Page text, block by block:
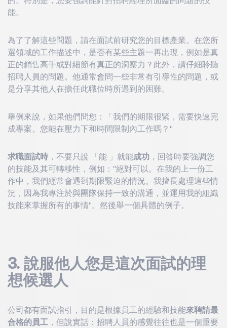
能。
為了了解這些問題，請在面試前研究您的目標產業。在您所
選領域的工作描述中，是否有某些主題一再出現，例如是真
正的銷售高手或對細節有真正的洞察力？此外，請仔細聆聽
招聘人員的問題。他通常會問一些非常有引導性的問題，或
是分享其他人在擔任此職位時所遇到的困難。
舉例來說，如果他們問您：「我們的期限很緊，需要快速完
成專案。您能在壓力下和時間限制內工作嗎？"
求職面試時 ，不要只說 「能 」就能成功 ，回答時要強調您
的技能及其可轉移性，例如："絕對可以。在我的上一份工
作中，我們經常會遇到期限緊迫的情況。我擅長處理這些情
況，因為我專注於與團隊保持一致的溝通，並運用我的組織
技能來掌握所有的事情"。然後舉一個具體的例子。
3. 說服他人您是這次面試的理
想候選人
公司都有面試指引，目的是根據員工的經驗和技能來聘請最
合格的員工 ，但說實話：招聘人員的感覺往往也是一個重要